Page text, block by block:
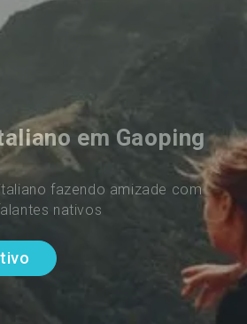
em Gaoping
fazendo amizade com
nativos